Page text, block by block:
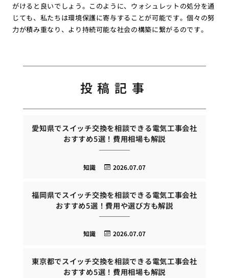
がけると良いでしょう。このように、ウォシュレットの処分を通
じても、私たちは環境保護に寄与することが可能です。個々の努
力が積み重なり、より持続可能な社会の構築に繋がるのです。
投稿記事
愛知県でスイッチ交換を相談できる電気工事会社
おすすめ5選！費用相場も解説
2026.07.07
知識
福岡県でスイッチ交換を相談できる電気工事会社
おすすめ5選！費用や選び方も解説
2026.07.07
知識
東京都でスイッチ交換を相談できる電気工事会社
おすすめ5選！費用相場も解説